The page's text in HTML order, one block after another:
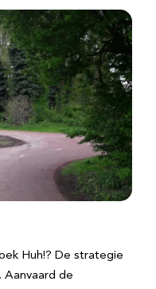
Huh!? De strategie
Aanvaard de